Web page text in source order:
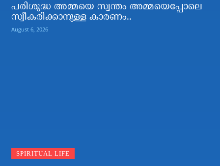
പരിശുദ്ധ അമ്മയെ സ്വന്തം അമ്മയെപ്പോലെ
സ്വീകരിക്കാനുള്ള കാരണം..
August 6, 2026
SPIRITUAL LIFE